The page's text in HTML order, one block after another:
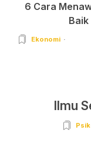
6 Cara
Ekonomi
Ilmu